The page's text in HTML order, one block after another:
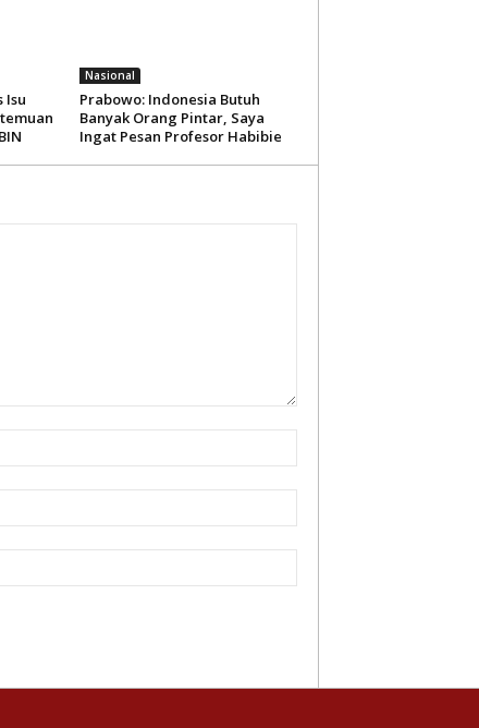
Isu
Nasional
Prabowo: Indonesia Butuh
Banyak Orang Pintar, Saya
Ingat Pesan Profesor Habibie